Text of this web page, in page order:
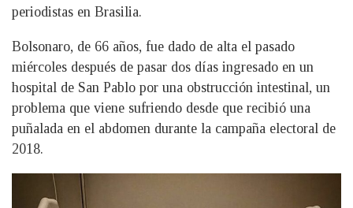
periodistas en Brasilia.
Bolsonaro, de 66 años, fue dado de alta el pasado
miércoles después de pasar dos días ingresado en un
hospital de San Pablo por una obstrucción intestinal, un
problema que viene sufriendo desde que recibió una
puñalada en el abdomen durante la campaña electoral de
2018.